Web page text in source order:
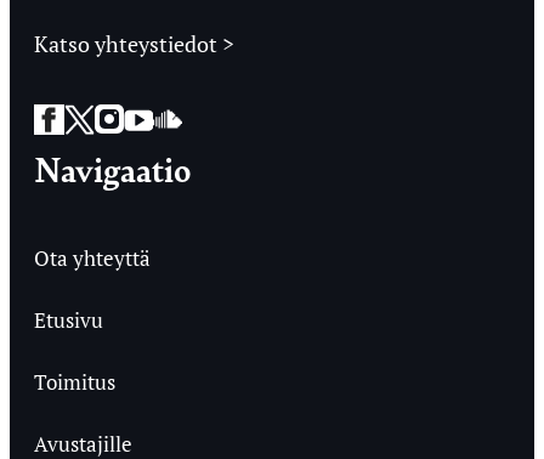
Katso yhteystiedot >
Facebook
Twitter
Instagram
YouTube
SoundCloud
Navigaatio
Ota yhteyttä
Etusivu
Toimitus
Avustajille